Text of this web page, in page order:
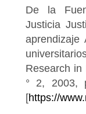
De la
Justicia
aprendizaje
Research in
° 2, 2003,
[https://